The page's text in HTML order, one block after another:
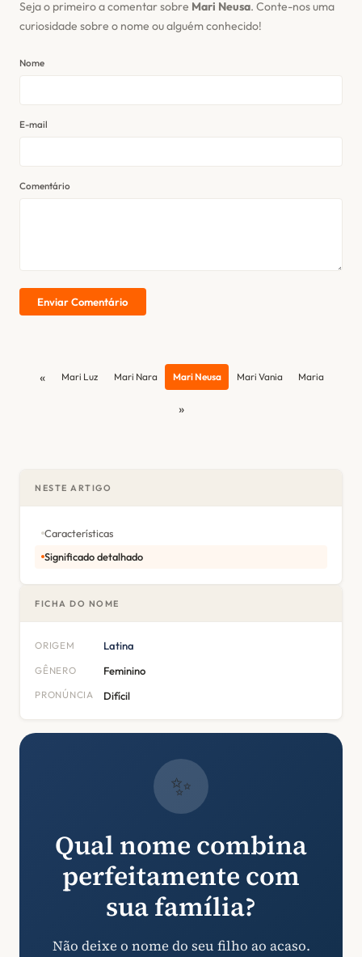
Seja o primeiro a comentar sobre Mari Neusa. Conte-nos uma
curiosidade sobre o nome ou alguém conhecido!
Nome
E-mail
Comentário
Enviar Comentário
« Mari Luz Mari Nara Mari Neusa Mari Vania Maria
»
NESTE ARTIGO
Características
Significado detalhado
FICHA DO NOME
ORIGEM Latina
GÊNERO Feminino
PRONÚNCIA Difícil
✨
Qual nome combina
perfeitamente com
sua família?
Não deixe o nome do seu filho ao acaso.